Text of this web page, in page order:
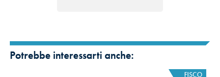
Potrebbe interessarti anche:
FISCO